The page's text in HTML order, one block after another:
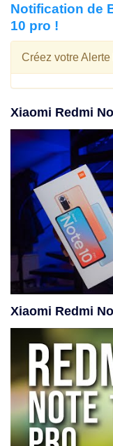
Notification de
10 pro !
Créez votre
Xiaomi Redmi
Xiaomi Redmi